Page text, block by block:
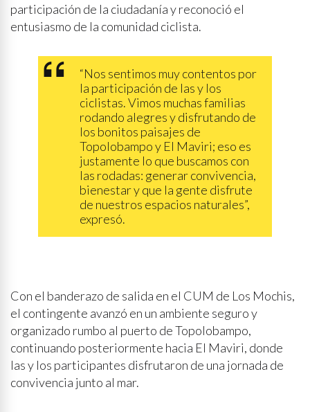
participación de la ciudadanía y reconoció el
entusiasmo de la comunidad ciclista.
“Nos sentimos muy contentos por
la participación de las y los
ciclistas. Vimos muchas familias
rodando alegres y disfrutando de
los bonitos paisajes de
Topolobampo y El Maviri; eso es
justamente lo que buscamos con
las rodadas: generar convivencia,
bienestar y que la gente disfrute
de nuestros espacios naturales”,
expresó.
Con el banderazo de salida en el CUM de Los Mochis,
el contingente avanzó en un ambiente seguro y
organizado rumbo al puerto de Topolobampo,
continuando posteriormente hacia El Maviri, donde
las y los participantes disfrutaron de una jornada de
convivencia junto al mar.